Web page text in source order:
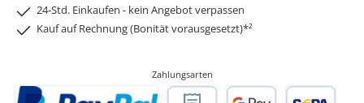
24-Std. Einkaufen - kein Angebot verpassen
Kauf auf Rechnung (Bonität vorausgesetzt)*²
Zahlungsarten